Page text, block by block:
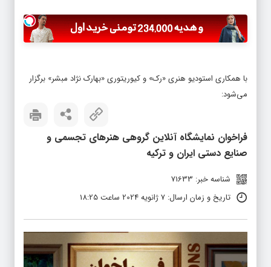
می‌شود:
فراخوان نمایشگاه آنلاین گروهی هنرهای تجسمی و
صنایع دستی ایران و ترکیه
شناسه خبر: 71633
تاریخ و زمان ارسال: 7 ژانویه 2024 ساعت 18:25